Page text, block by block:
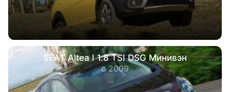
SEAT Altea I 1.8 TSI DSG Минивэн
с 2009